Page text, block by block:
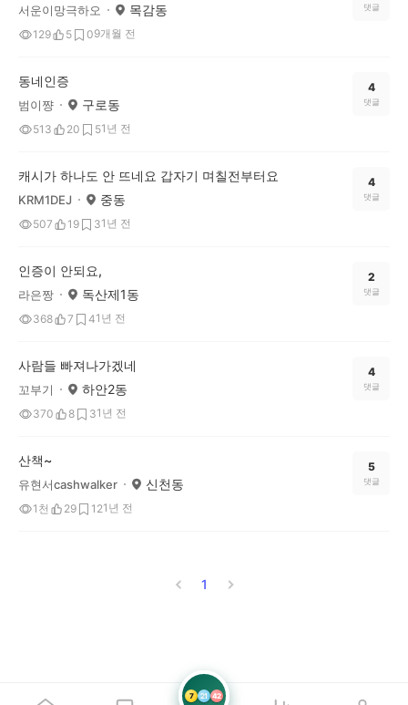
서운이망극하오 목감동
129 5 09개월 전
댓글
동네인증
범이쨩 구로동
513 20 51년 전
4
댓글
캐시가 하나도 안 뜨네요 갑자기 며칠전부터요
KRM1DEJ 중동
507 19 31년 전
4
댓글
인증이 안되요,
라은짱 독산제1동
368 7 41년 전
2
댓글
사람들 빠져나가겠네
꼬부기 하안2동
370 8 31년 전
4
댓글
산책~
유현서cashwalker 신천동
1천 29 121년 전
5
댓글
1
7 21 42